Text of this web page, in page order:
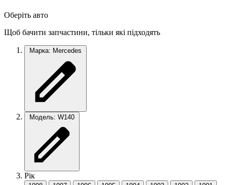
Оберіть авто
Щоб бачити запчастини, тільки які підходять
Марка: Mercedes
Модель: W140
Рік